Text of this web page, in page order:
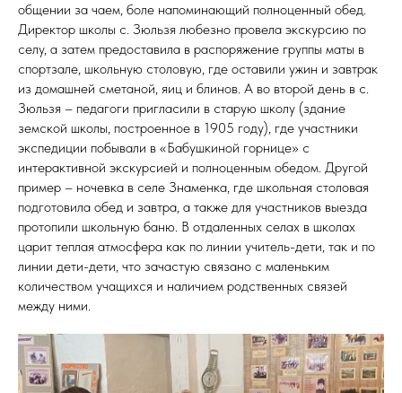
общении за чаем, боле напоминающий полноценный обед.
Директор школы с. Зюльзя любезно провела экскурсию по
селу, а затем предоставила в распоряжение группы маты в
спортзале, школьную столовую, где оставили ужин и завтрак
из домашней сметаной, яиц и блинов. А во второй день в с.
Зюльзя – педагоги пригласили в старую школу (здание
земской школы, построенное в 1905 году), где участники
экспедиции побывали в «Бабушкиной горнице» с
интерактивной экскурсией и полноценным обедом. Другой
пример – ночевка в селе Знаменка, где школьная столовая
подготовила обед и завтра, а также для участников выезда
протопили школьную баню. В отдаленных селах в школах
царит теплая атмосфера как по линии учитель-дети, так и по
линии дети-дети, что зачастую связано с маленьким
количеством учащихся и наличием родственных связей
между ними.